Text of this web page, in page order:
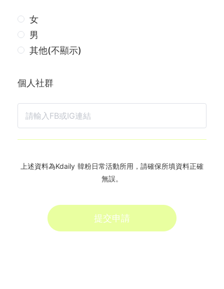
女
男
其他(不顯示)
個人社群
上述資料為Kdaily 韓粉日常活動所用，請確保所填資料正確
無誤。
提交申請